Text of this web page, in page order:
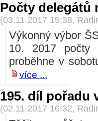
Počty delegátů
(03.11.2017 15:38,
Výkonný výbor
10. 2017 počty
proběhne v
více ...
195. díl pořadu
(02.11.2017 16:32,